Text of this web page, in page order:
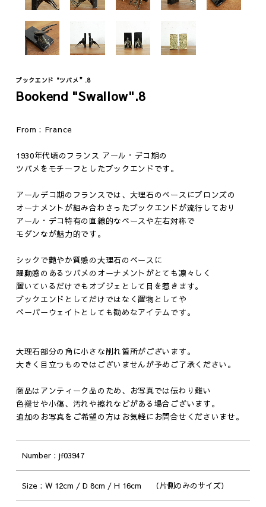
Fashion
ジュエリー
Vintage
ファニチャー
その他
ブックエンド "ツバメ”.8
Bookend "Swallow".8
From : France
1930年代頃のフランス アール・デコ期の
ツバメをモチーフとしたブックエンドです。
アールデコ期のフランスでは、大理石のベースにブロンズの
オーナメントが組み合わさったブックエンドが流行しており
アール・デコ特有の直線的なベースや左右対称で
モダンなが魅力的です。
シックで艶やか質感の大理石のベースに
躍動感のあるツバメのオーナメントがとても凛々しく
置いているだけでもオブジェとして目を惹きます。
ブックエンドとしてだけではなく置物としてや
ペーパーウェイトとしても勧めなアイテムです。
大理石部分の角に小さな削れ箇所がございます。
大きく目立つものではございませんが予めご了承ください。
商品はアンティーク品のため、お写真では伝わり難い
色褪せや小傷、汚れや擦れなどがある場合ございます。
追加のお写真をご希望の方はお気軽にお問合せくださいませ。
Number jf03947
Size W 12cm / D 8cm / H 16cm （片側のみのサイズ）